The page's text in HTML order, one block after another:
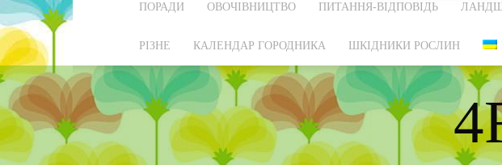
ПОРАДИ ОВОЧІВНИЦТВО ПИТАННЯ-ВІДПОВІДЬ
РІЗНЕ КАЛЕНДАР ГОРОДНИКА ШКІДНИКИ РОСЛИН
DISCOVER